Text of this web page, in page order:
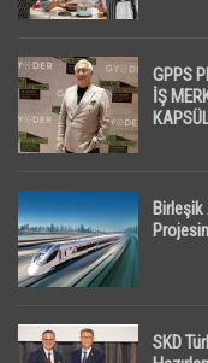
GPPS
İŞ
Birleşik
SKD